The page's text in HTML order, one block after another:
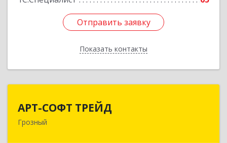
Отправить заявку
Показать контакты
Отправить заявку
Назад
АРТ-СОФТ ТРЕЙД
Грозный
364013, Чеченская Респ, Грозный г, Полярников